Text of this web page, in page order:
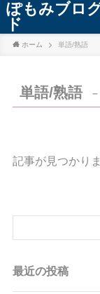
ぽもみブロ
ド
ホーム 単語/熟語
単語/熟語
記事が見つかり
最近の投稿